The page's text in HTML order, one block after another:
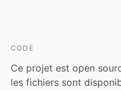
CODE
Ce projet est open
les fichiers sont